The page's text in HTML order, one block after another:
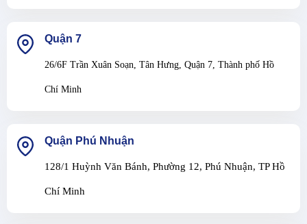
Quận 7
26/6F Trần Xuân Soạn, Tân Hưng, Quận 7, Thành phố Hồ
Chí Minh
Quận Phú Nhuận
128/1 Huỳnh Văn Bánh, Phường 12, Phú Nhuận, TP Hồ
Chí Minh